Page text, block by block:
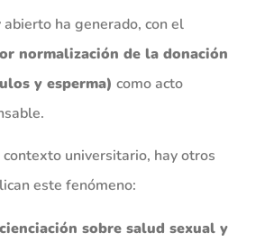
ha generado, con el
normalización de la donación
y esperma) como acto
universitario, hay otros
este fenómeno:
sobre salud sexual y